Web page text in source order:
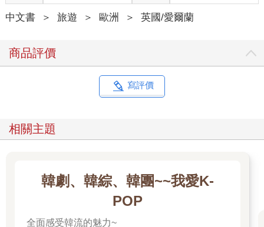
中文書 ＞ 旅遊 ＞ 歐洲 ＞ 英國/愛爾蘭
商品評價
寫評價
相關主題
韓劇、韓綜、韓團~~我愛K-
POP
全面感受韓流的魅力~